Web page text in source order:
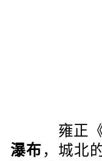
雍正《
瀑布 ，城北